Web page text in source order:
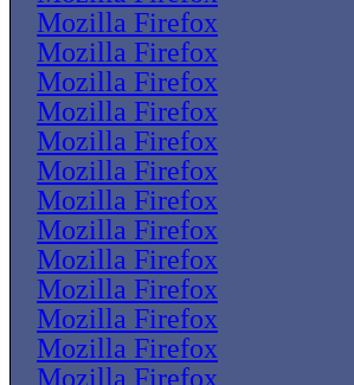
Mozilla Firefox
Mozilla Firefox
Mozilla Firefox
Mozilla Firefox
Mozilla Firefox
Mozilla Firefox
Mozilla Firefox
Mozilla Firefox
Mozilla Firefox
Mozilla Firefox
Mozilla Firefox
Mozilla Firefox
Mozilla Firefox